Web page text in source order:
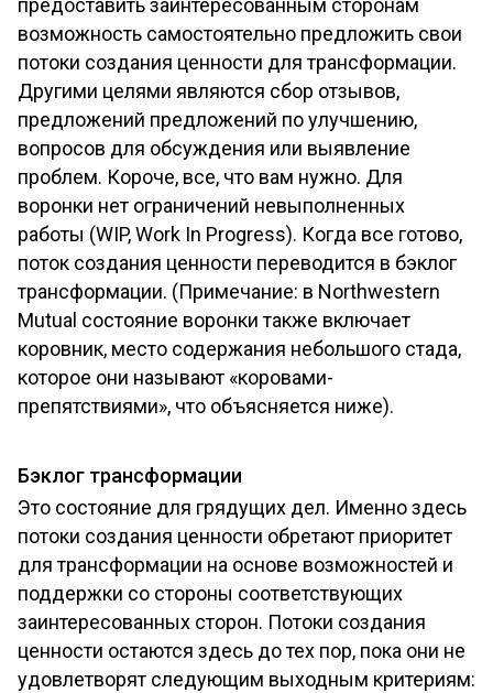
предоставить заинтересованным сторонам
возможность самостоятельно предложить свои
потоки создания ценности для трансформации.
Другими целями являются сбор отзывов,
предложений предложений по улучшению,
вопросов для обсуждения или выявление
проблем. Короче, все, что вам нужно. Для
воронки нет ограничений невыполненных
работы (WIP, Work In Progress). Когда все готово,
поток создания ценности переводится в бэклог
трансформации. (Примечание: в Northwestern
Mutual состояние воронки также включает
коровник, место содержания небольшого стада,
которое они называют «коровами-
препятствиями», что объясняется ниже).
Бэклог трансформации
Это состояние для грядущих дел. Именно здесь
потоки создания ценности обретают приоритет
для трансформации на основе возможностей и
поддержки со стороны соответствующих
заинтересованных сторон. Потоки создания
ценности остаются здесь до тех пор, пока они не
удовлетворят следующим выходным критериям: